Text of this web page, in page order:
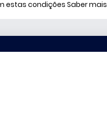
estas condições Saber mais